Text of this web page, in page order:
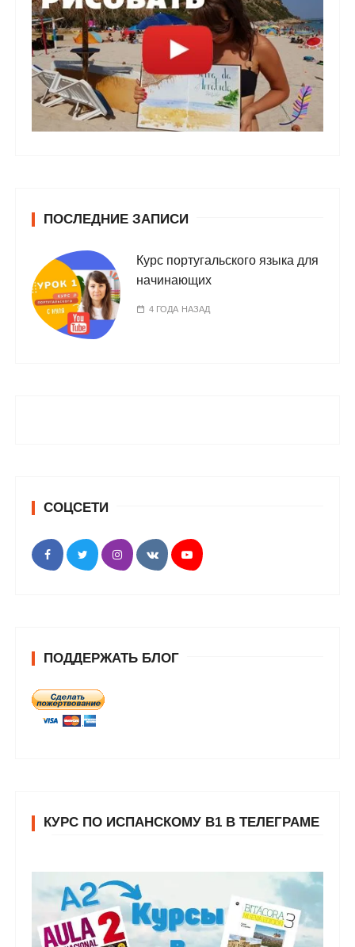
ПОСЛЕДНИЕ ЗАПИСИ
Курс португальского языка для
начинающих
4 ГОДА НАЗАД
СОЦСЕТИ
ПОДДЕРЖАТЬ БЛОГ
КУРС ПО ИСПАНСКОМУ В1 В ТЕЛЕГРАМЕ